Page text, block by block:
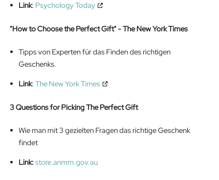
Link: Psychology Today
"How to Choose the Perfect Gift" - The New York Times
Tipps von Experten für das Finden des richtigen
Geschenks.
Link: The New York Times
3 Questions for Picking The Perfect Gift
Wie man mit 3 gezielten Fragen das richtige Geschenk
findet
Link:store.anmm.gov.au